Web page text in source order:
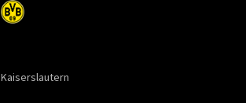
Kaiserslautern